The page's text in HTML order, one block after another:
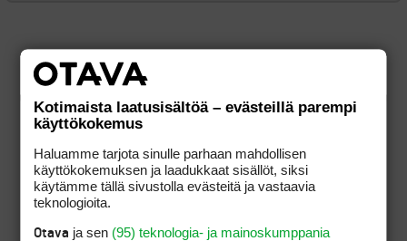
Kotimaista laatusisältöä – evästeillä parempi
käyttökokemus
Haluamme tarjota sinulle parhaan mahdollisen
käyttökokemuksen ja laadukkaat sisällöt, siksi
käytämme tällä sivustolla evästeitä ja vastaavia
teknologioita.
Otava ja sen (95) teknologia- ja mainoskumppania